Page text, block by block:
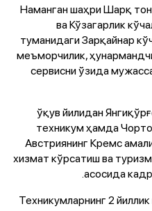
Наманган шаҳри Шарқ
ва Кўзагарлик
туманидаги Зарқайнар
меъморчилик,
сервисни ўзида
2027/2028 ўқув йилидан
техникум ҳамда
Австриянинг Кремс
хизмат кўрсатиш ва
асосида
Техникумларнинг 2